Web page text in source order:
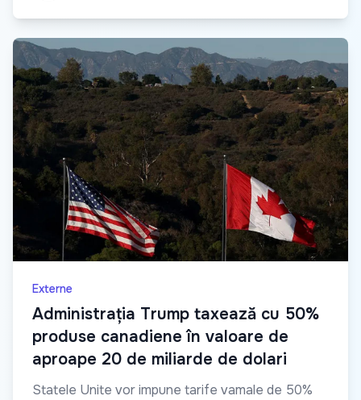
Externe
Administrația Trump taxează cu 50%
produse canadiene în valoare de
aproape 20 de miliarde de dolari
Statele Unite vor impune tarife vamale de 50%